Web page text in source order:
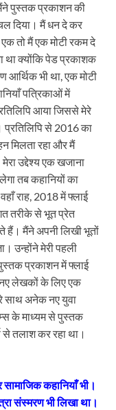
पुस्तक प्रकाशन की
दिया। मैं धन दे कर
तो मैं एक मोटी रकम दे
था क्योंकि पेड प्रकाशक
भी था, एक मोटी
पत्रिकाओं में
आया जिससे मेरे
प्रतिलिपि से 2016 का
मिलता रहा और मैं
उद्देश्य एक खजाना
तब कहानियों का
राह, 2018 में फ्लाई
तरीके से भूत प्रेत
हैं। मैंने अपनी लिखी भूतों
उन्होंने मेरी पहली
प्रकाशन में फ्लाई
नए लेखकों के लिए एक
साथ अनेक नए युवा
के माध्यम से पुस्तक
से तलाश कर रहा था।
कहानियाँ भी।
संस्मरण भी लिखा था।